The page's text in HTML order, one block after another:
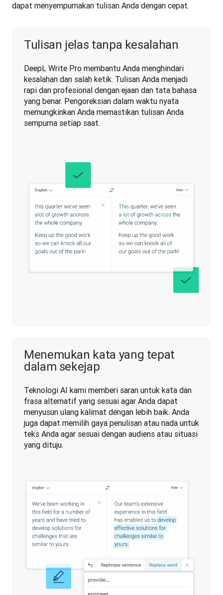
dapat menyempurnakan tulisan Anda dengan cepat.
Tulisan jelas tanpa kesalahan
DeepL Write Pro membantu Anda menghindari
kesalahan dan salah ketik. Tulisan Anda menjadi
rapi dan profesional dengan ejaan dan tata bahasa
yang benar. Pengoreksian dalam waktu nyata
memungkinkan Anda memastikan tulisan Anda
sempurna setiap saat.
Menemukan kata yang tepat
dalam sekejap
Teknologi AI kami memberi saran untuk kata dan
frasa alternatif yang sesuai agar Anda dapat
menyusun ulang kalimat dengan lebih baik. Anda
juga dapat memilih gaya penulisan atau nada untuk
teks Anda agar sesuai dengan audiens atau situasi
yang dituju.